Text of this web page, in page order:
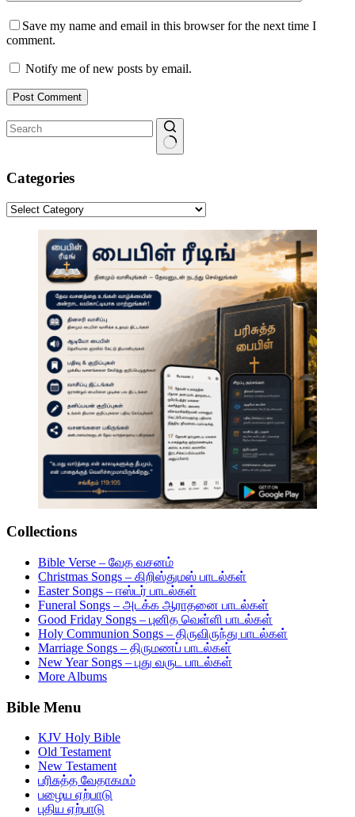
Save my name and email in this browser for the next time I
comment.
Notify me of new posts by email.
Post Comment
results
Categories
Categories
Collections
Bible Verse – வேத வசனம்
Christmas Songs – கிறிஸ்துமஸ் பாடல்கள்
Easter Songs – ஈஸ்டர் பாடல்கள்
Funeral Songs – அடக்க ஆராதனை பாடல்கள்
Good Friday Songs – புனித வெள்ளி பாடல்கள்
Holy Communion Songs – திருவிருந்து பாடல்கள்
Marriage Songs – திருமணப் பாடல்கள்
New Year Songs – புது வருட பாடல்கள்
More Albums
Bible Menu
KJV Holy Bible
Old Testament
New Testament
பரிசுத்த வேதாகமம்
பழைய ஏற்பாடு
புதிய ஏற்பாடு